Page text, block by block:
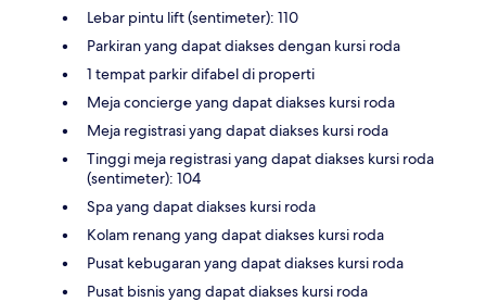
Lebar pintu lift (sentimeter): 110
Parkiran yang dapat diakses dengan kursi roda
1 tempat parkir difabel di properti
Meja concierge yang dapat diakses kursi roda
Meja registrasi yang dapat diakses kursi roda
Tinggi meja registrasi yang dapat diakses kursi roda
(sentimeter): 104
Spa yang dapat diakses kursi roda
Kolam renang yang dapat diakses kursi roda
Pusat kebugaran yang dapat diakses kursi roda
Pusat bisnis yang dapat diakses kursi roda